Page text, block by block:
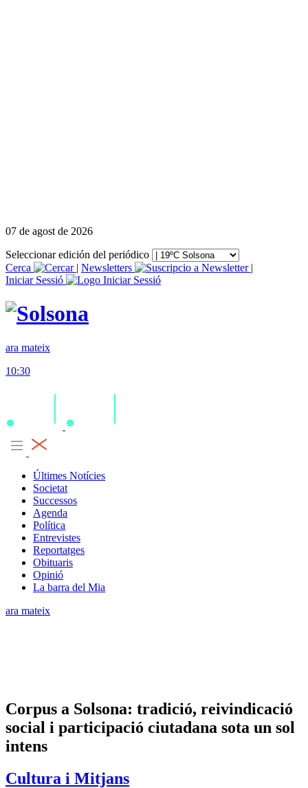
07 de agost de 2026
Seleccionar edición del periódico
Cerca
| Newsletters
|
Iniciar Sessió
ara mateix
10:30
Últimes Notícies
Societat
Successos
Agenda
Política
Entrevistes
Reportatges
Obituaris
Opinió
La barra del Mia
ara mateix
Corpus a Solsona: tradició, reivindicació
social i participació ciutadana sota un sol
intens
Cultura i Mitjans